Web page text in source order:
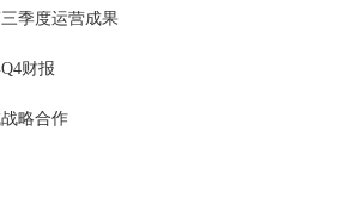
季度运营成果
财报
略合作